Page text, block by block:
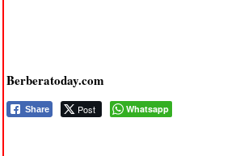
Berberatoday.com
Share Post Whatsapp